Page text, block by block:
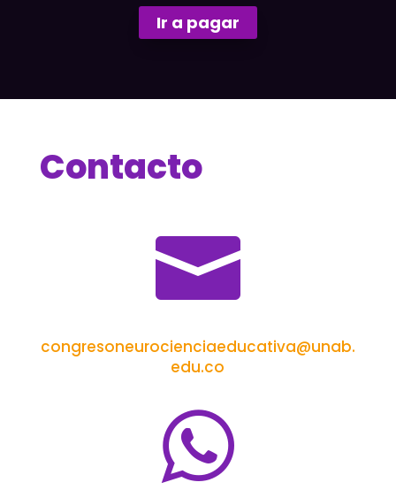
Ir a pagar
Contacto

congresoneurocienciaeducativa@unab.
edu.co
